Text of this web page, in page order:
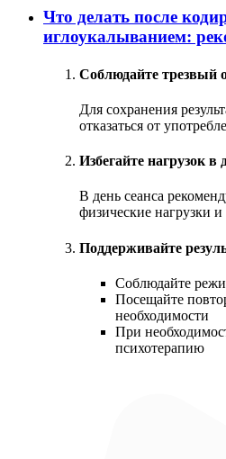
Что делать после
иглоукалыванием:
Соблюдайте трезвый
Для сохранения
отказаться от
Избегайте нагрузок в
В день сеанса
физические нагрузки
Поддерживайте
Соблюдайте
Посещайте
необходимости
При
психотерапию